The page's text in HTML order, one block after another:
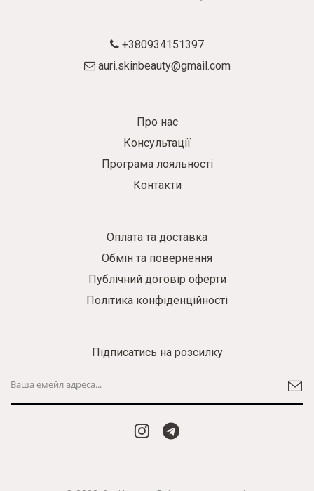
+380934151397
auri.skinbeauty@gmail.com
Про нас
Консультації
Програма лояльності
Контакти
Оплата та доставка
Обмін та повернення
Публічний договір оферти
Політика конфіденційності
Підписатись на розсилку